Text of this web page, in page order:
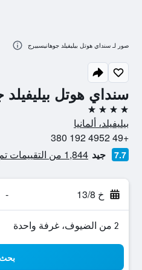
سنداي هوتل بيليفيلد
4 نجوم
بيليفيلد، ألمانيا
+49 4952 192 380
7.7 جيد 1,844 من التقييمات تم التحقق منها
خ 13/8 -
2 من الضيوف، غرفة واحدة
بحث
صور لـ سنداي هوتل بيليفيلد جوهانيسبيرج